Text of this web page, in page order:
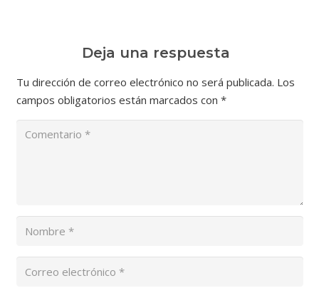
Deja una respuesta
Tu dirección de correo electrónico no será publicada. Los
campos obligatorios están marcados con *